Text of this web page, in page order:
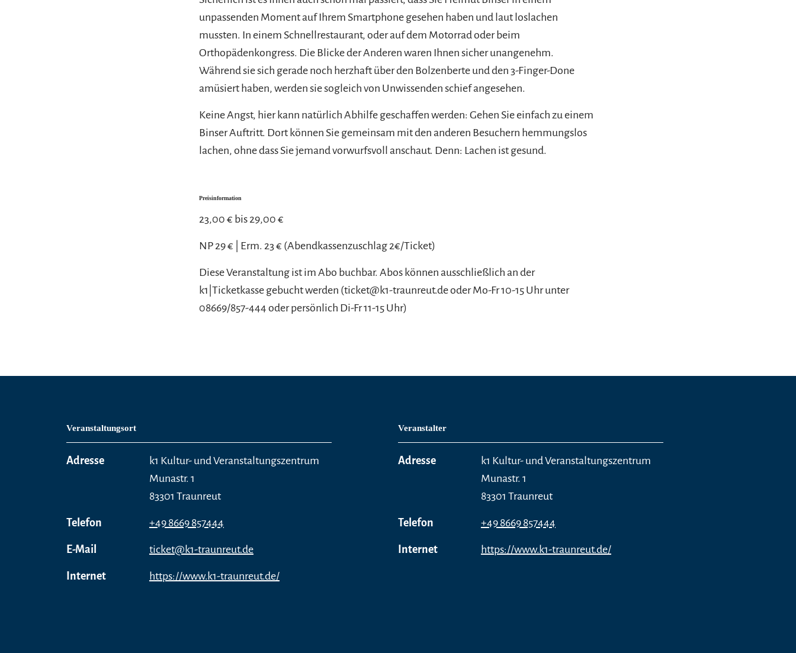
unpassenden Moment auf Ihrem Smartphone gesehen haben und laut loslachen
mussten. In einem Schnellrestaurant, oder auf dem Motorrad oder beim
Orthopädenkongress. Die Blicke der Anderen waren Ihnen sicher unangenehm.
Während sie sich gerade noch herzhaft über den Bolzenberte und den 3-Finger-Done
amüsiert haben, werden sie sogleich von Unwissenden schief angesehen.
Keine Angst, hier kann natürlich Abhilfe geschaffen werden: Gehen Sie einfach zu einem
Binser Auftritt. Dort können Sie gemeinsam mit den anderen Besuchern hemmungslos
lachen, ohne dass Sie jemand vorwurfsvoll anschaut. Denn: Lachen ist gesund.
Preisinformation
23,00 € bis 29,00 €
NP 29 € | Erm. 23 € (Abendkassenzuschlag 2€/Ticket)
Diese Veranstaltung ist im Abo buchbar. Abos können ausschließlich an der
k1|Ticketkasse gebucht werden (ticket@k1-traunreut.de oder Mo-Fr 10-15 Uhr unter
08669/857-444 oder persönlich Di-Fr 11-15 Uhr)
Veranstaltungsort
Adresse
k1 Kultur- und Veranstaltungszentrum
Munastr. 1
83301 Traunreut
Telefon +49 8669 857444
E-Mail ticket@k1-traunreut.de
Internet https://www.k1-traunreut.de/
Veranstalter
Adresse
k1 Kultur- und Veranstaltungszentrum
Munastr. 1
83301 Traunreut
Telefon +49 8669 857444
Internet https://www.k1-traunreut.de/